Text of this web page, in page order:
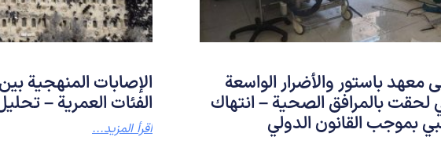
معهد باستور والأضرار الواسعة
لحقت بالمرافق الصحية – انتهاك
بموجب القانون الدولي
الإصابات المنهجية
الفئات العمرية –
اقرأ المزيد...